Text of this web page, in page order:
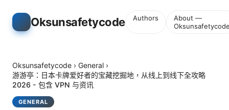
Oksunsafetycode Authors
About —
Oksunsafetycode › General ›
游游亭：日本卡牌爱好者的宝藏挖掘地，从线上到线下全攻略
2026 - 包含 VPN 与资讯
GENERAL